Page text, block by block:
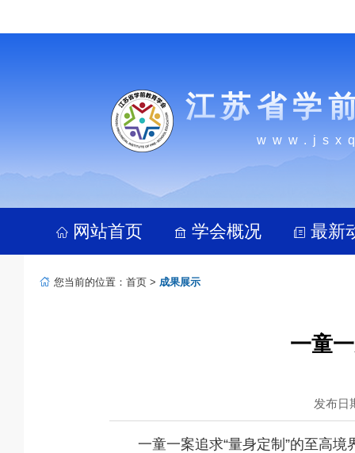
江苏省学
网站首页 学会概况 最新
您当前的位置： 首页 > 成果展示
一童
发布日
一童一案追求“量身定制”的至高